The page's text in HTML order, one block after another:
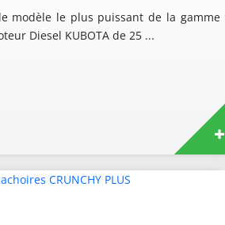
le modèle le plus puissant de la gamme
Diesel KUBOTA de 25 ...